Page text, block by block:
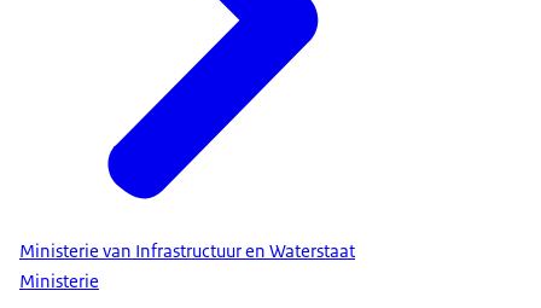
Ministerie van Infrastructuur en Waterstaat
Ministerie